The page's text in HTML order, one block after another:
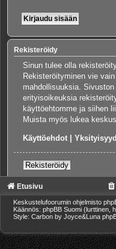
Rekisteröidy
Sinun tulee olla
Rekisteröityminen vie
mahdollisuuksia.
erityisoikeuksia
käyttöehtomme ja siihen
Muista myös lukea
Käyttöehdot|
Rekisteröidy
Etusivu
Keskustelufoorumin ohjelmisto
Käännös: phpBB Suomi (lurttinen,
Style: Carbon by Joyce&Luna